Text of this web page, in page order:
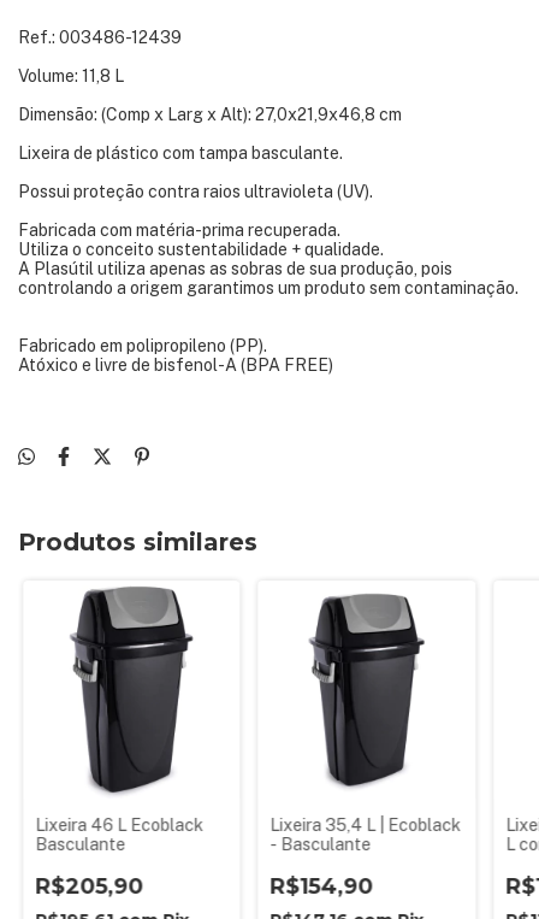
Ref.: 003486-12439
Volume: 11,8 L
Dimensão: (Comp x Larg x Alt): 27,0x21,9x46,8 cm
Lixeira de plástico com tampa basculante.
Possui proteção contra raios ultravioleta (UV).
Fabricada com matéria-prima recuperada.
Utiliza o conceito sustentabilidade + qualidade.
A Plasútil utiliza apenas as sobras de sua produção, pois
controlando a origem garantimos um produto sem contaminação.
Fabricado em polipropileno (PP).
Atóxico e livre de bisfenol-A (BPA FREE)
Produtos similares
Lixeira 46 L Ecoblack
Basculante
R$205,90
Lixeira 35,4 L | Ecoblack
- Basculante
R$154,90
L